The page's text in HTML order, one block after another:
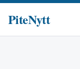
PiteNytt